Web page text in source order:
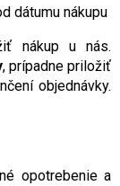
dátumu nákupu
nákup u nás.
, prípadne priložiť
objednávky.
opotrebenie a